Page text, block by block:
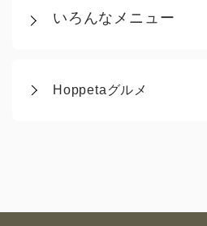
いろんなメニュー
Hoppetaグルメ